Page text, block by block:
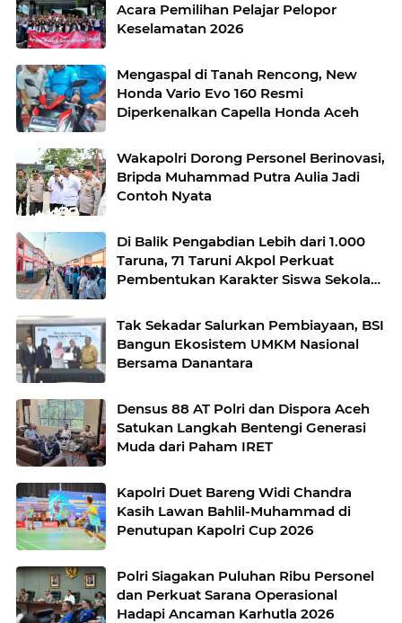
Acara Pemilihan Pelajar Pelopor
Keselamatan 2026
Mengaspal di Tanah Rencong, New
Honda Vario Evo 160 Resmi
Diperkenalkan Capella Honda Aceh
Wakapolri Dorong Personel Berinovasi,
Bripda Muhammad Putra Aulia Jadi
Contoh Nyata
Di Balik Pengabdian Lebih dari 1.000
Taruna, 71 Taruni Akpol Perkuat
Pembentukan Karakter Siswa Sekolah
Tak Sekadar Salurkan Pembiayaan, BSI
Bangun Ekosistem UMKM Nasional
Bersama Danantara
Densus 88 AT Polri dan Dispora Aceh
Satukan Langkah Bentengi Generasi
Muda dari Paham IRET
Kapolri Duet Bareng Widi Chandra
Kasih Lawan Bahlil-Muhammad di
Penutupan Kapolri Cup 2026
Polri Siagakan Puluhan Ribu Personel
dan Perkuat Sarana Operasional
Hadapi Ancaman Karhutla 2026